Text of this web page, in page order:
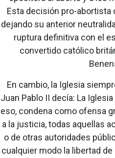
Esta decisión pro-abortista
dejando su anterior
ruptura definitiva con el
convertido católico
En cambio, la Iglesia
Juan Pablo II decía: La
eso, condena como ofensa
a la justicia, todas aquellas
o de otras autoridades
cualquier modo la libertad